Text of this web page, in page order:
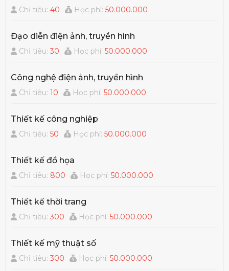
Chỉ tiêu:40 Học phí:50.000.000
Đạo diễn điện ảnh, truyền hình
Chỉ tiêu:30 Học phí:50.000.000
Công nghệ điện ảnh, truyền hình
Chỉ tiêu:10 Học phí:50.000.000
Thiết kế công nghiệp
Chỉ tiêu:50 Học phí:50.000.000
Thiết kế đồ họa
Chỉ tiêu: 800 Học phí:50.000.000
Thiết kế thời trang
Chỉ tiêu:300 Học phí:50.000.000
Thiết kế mỹ thuật số
Chỉ tiêu:300 Học phí:50.000.000